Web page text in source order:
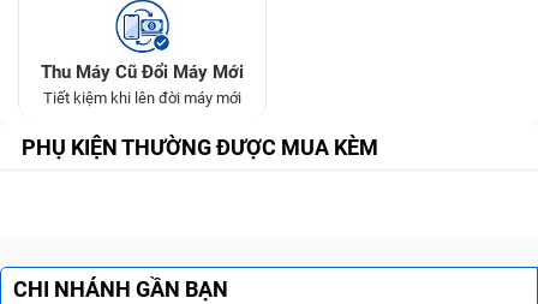
Thu Máy Cũ Đổi Máy Mới
Tiết kiệm khi lên đời máy mới
PHỤ KIỆN THƯỜNG ĐƯỢC MUA KÈM
CHI NHÁNH GẦN BẠN